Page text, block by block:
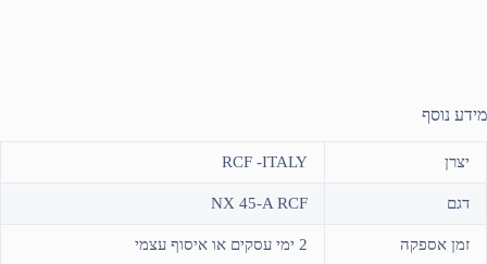
מידע נוסף
יצרן RCF -ITALY
דגם NX 45-A RCF
זמן אספקה 2 ימי עסקים או איסוף עצמי